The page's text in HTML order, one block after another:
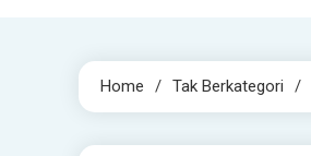
Home Tak Berkategori